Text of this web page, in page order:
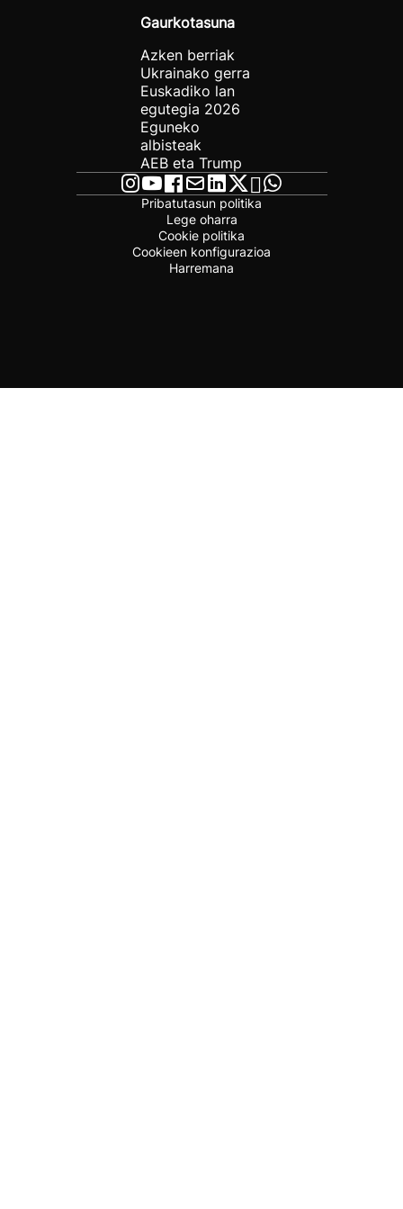
Gaurkotasuna
Azken berriak
Ukrainako gerra
Euskadiko lan
egutegia 2026
Eguneko
albisteak
AEB eta Trump
Pribatutasun politika
Lege oharra
Cookie politika
Cookieen konfigurazioa
Harremana